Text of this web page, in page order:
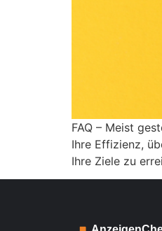
FAQ – Meist
Ihre Effizienz,
Ihre Ziele zu